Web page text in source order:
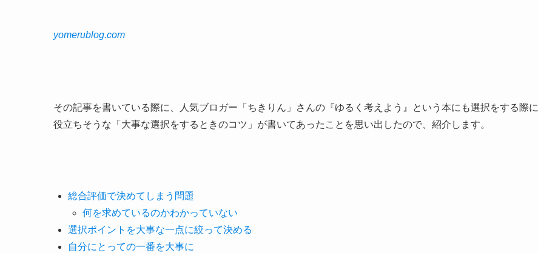
yomerublog.com
その記事を書いている際に、人気ブロガー「ちきりん」さんの『ゆるく考えよう』という本にも選択をする際に
役立ちそうな「大事な選択をするときのコツ」が書いてあったことを思い出したので、紹介します。
総合評価で決めてしまう問題
何を求めているのかわかっていない
選択ポイントを大事な一点に絞って決める
自分にとっての一番を大事に